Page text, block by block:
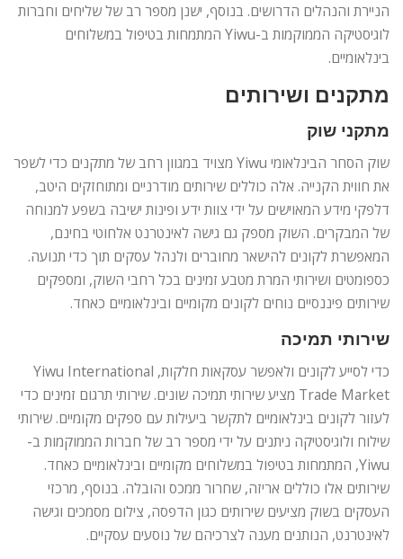
הניירת והנהלים הדרושים. בנוסף, ישנן מספר רב של שליחים וחברות
לוגיסטיקה הממוקמות ב-Yiwu המתמחות בטיפול במשלוחים
בינלאומיים.
מתקנים ושירותים
מתקני שוק
שוק הסחר הבינלאומי Yiwu מצויד במגוון רחב של מתקנים כדי לשפר
את חווית הקנייה. אלה כוללים שירותים מודרניים ומתוחזקים היטב,
דלפקי מידע המאוישים על ידי צוות ידע ופינות ישיבה בשפע למנוחה
של המבקרים. השוק מספק גם גישה לאינטרנט אלחוטי בחינם,
המאפשרת לקונים להישאר מחוברים ולנהל עסקים תוך כדי תנועה.
כספומטים ושירותי המרת מטבע זמינים בכל רחבי השוק, ומספקים
שירותים פיננסיים נוחים לקונים מקומיים ובינלאומיים כאחד.
שירותי תמיכה
כדי לסייע לקונים ולאפשר עסקאות חלקות, Yiwu International
Trade Market מציע שירותי תמיכה שונים. שירותי תרגום זמינים כדי
לעזור לקונים בינלאומיים לתקשר ביעילות עם ספקים מקומיים. שירותי
שילוח ולוגיסטיקה ניתנים על ידי מספר רב של חברות הממוקמות ב-
Yiwu, המתמחות בטיפול במשלוחים מקומיים ובינלאומיים כאחד.
שירותים אלו כוללים אריזה, שחרור ממכס והובלה. בנוסף, מרכזי
העסקים בשוק מציעים שירותים כגון הדפסה, צילום מסמכים וגישה
לאינטרנט, הנותנים מענה לצרכיהם של נוסעים עסקיים.